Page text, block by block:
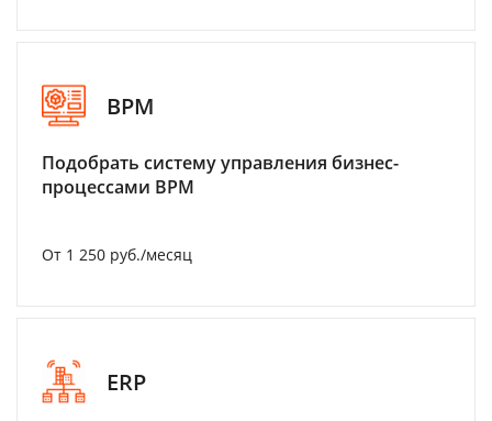
BPM
Подобрать систему управления бизнес-
процессами BPM
От 1 250 руб./месяц
ERP